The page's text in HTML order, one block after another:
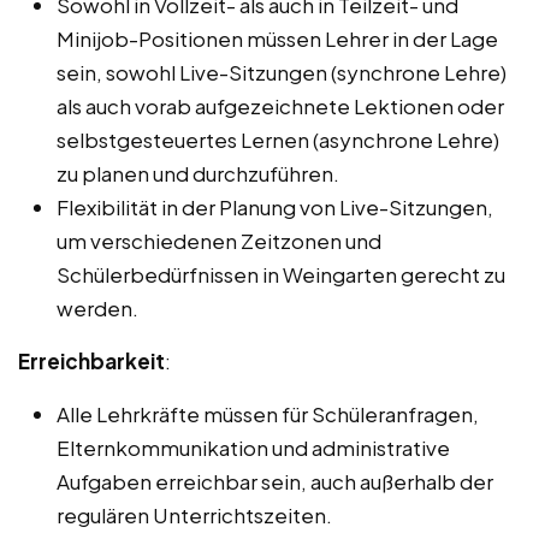
Minijob-Positionen müssen Lehrer in der Lage
sein, sowohl Live-Sitzungen (synchrone Lehre)
als auch vorab aufgezeichnete Lektionen oder
selbstgesteuertes Lernen (asynchrone Lehre)
zu planen und durchzuführen.
Flexibilität in der Planung von Live-Sitzungen,
um verschiedenen Zeitzonen und
Schülerbedürfnissen in Weingarten gerecht zu
werden.
Erreichbarkeit:
Alle Lehrkräfte müssen für Schüleranfragen,
Elternkommunikation und administrative
Aufgaben erreichbar sein, auch außerhalb der
regulären Unterrichtszeiten.